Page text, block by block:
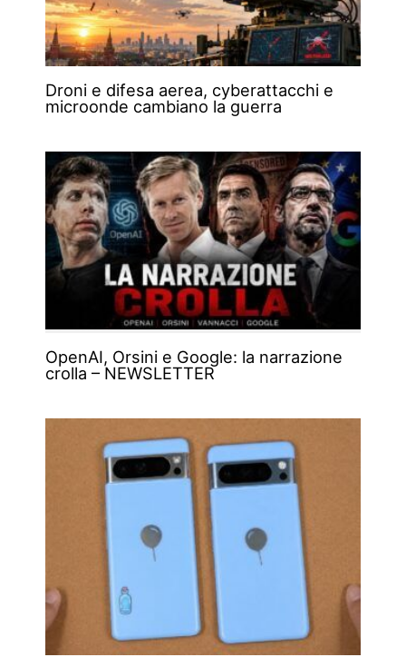
Droni e difesa aerea, cyberattacchi e
microonde cambiano la guerra
OpenAI, Orsini e Google: la narrazione
crolla – NEWSLETTER